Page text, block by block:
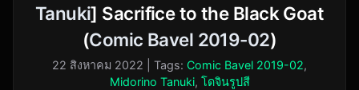
Tanuki] Sacrifice to the Black Goat
(Comic Bavel 2019-02)
22 สิงหาคม 2022 | Tags: Comic Bavel 2019-02,
Midorino Tanuki, โดจินรูปสี